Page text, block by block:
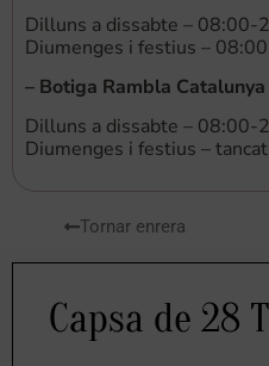
Dilluns a dissabte – 08:00-
Diumenges i festius –
– Botiga Rambla Catalunya
Dilluns a dissabte – 08:00-
Diumenges i festius – tancat
Tornar enrera
Capsa de 28